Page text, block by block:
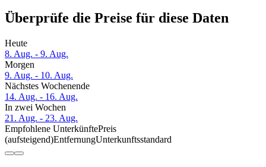
Überprüfe die Preise für diese Daten
Heute
8. Aug. - 9. Aug.
Morgen
9. Aug. - 10. Aug.
Nächstes Wochenende
14. Aug. - 16. Aug.
In zwei Wochen
21. Aug. - 23. Aug.
Empfohlene UnterkünftePreis
(aufsteigend)EntfernungUnterkunftsstandard